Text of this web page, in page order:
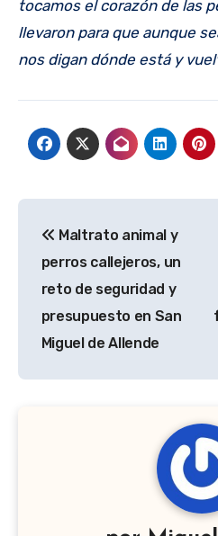
tocamos el corazón de las
llevaron para que aunque
nos digan dónde está y
de
entradas
Maltrato animal y
perros callejeros, un
reto de seguridad y
presupuesto en San
Miguel de Allende